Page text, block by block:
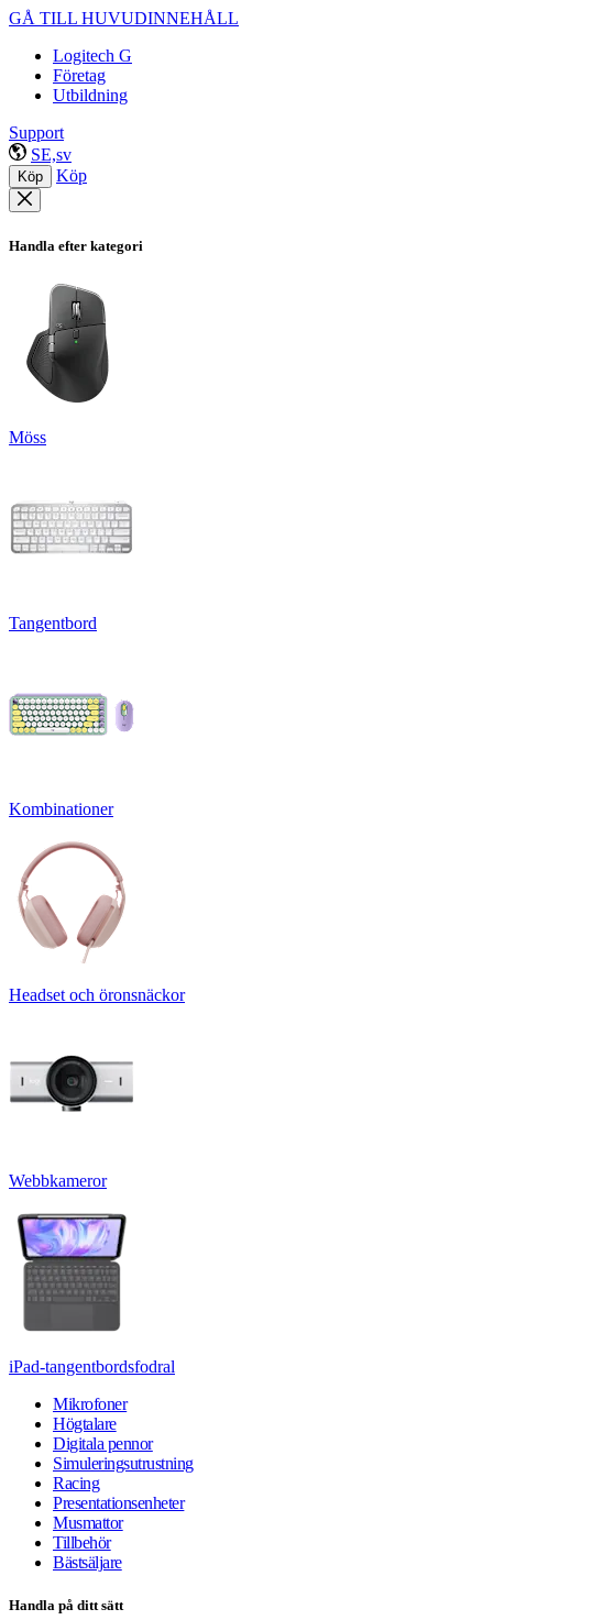
GÅ TILL HUVUDINNEHÅLL
Logitech G
Företag
Utbildning
Support
SE,sv
Köp Köp
Handla efter kategori
Möss
Tangentbord
Kombinationer
Headset och öronsnäckor
Webbkameror
iPad-tangentbordsfodral
Mikrofoner
Högtalare
Digitala pennor
Simuleringsutrustning
Racing
Presentationsenheter
Musmattor
Tillbehör
Bästsäljare
Handla på ditt sätt